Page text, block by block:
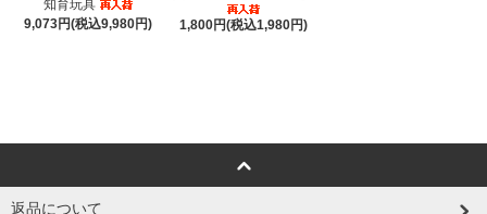
知育玩具
9,073円(税込9,980円)
1,800円(税込1,980円)
返品について